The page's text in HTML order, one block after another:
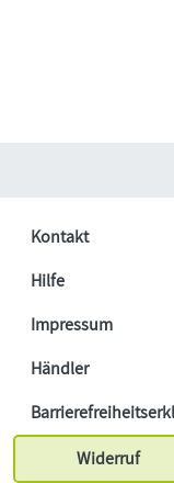
Kontakt
Hilfe
Impressum
Händler
Widerruf